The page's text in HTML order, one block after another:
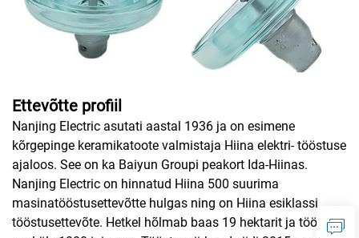
Ettevõtte profiil
Nanjing Electric asutati aastal 1936 ja on esimene
kõrgepinge keramikatoote valmistaja Hiina elektri- tööstuse
ajaloos. See on ka Baiyun Groupi peakort Ida-Hiinas.
Nanjing Electric on hinnatud Hiina 500 suurima
masinatööstusettevõtte hulgas ning on Hiina esiklassi
tööstusettevõte. Hetkel hõlmab baas 19 hektarit ja töötab